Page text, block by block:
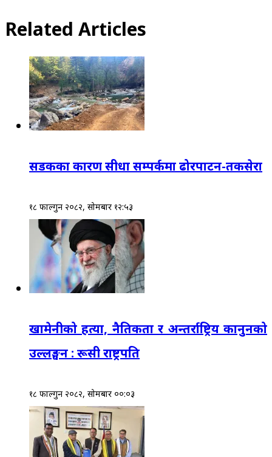
Related Articles
सडकका कारण सीधा सम्पर्कमा ढोरपाटन-तकसेरा
१८ फाल्गुन २०८२, सोमबार १२:५३
खामेनीको हत्या, नैतिकता र अन्तर्राष्ट्रिय कानुनको
उल्लङ्घन : रूसी राष्ट्रपति
१८ फाल्गुन २०८२, सोमबार ००:०३